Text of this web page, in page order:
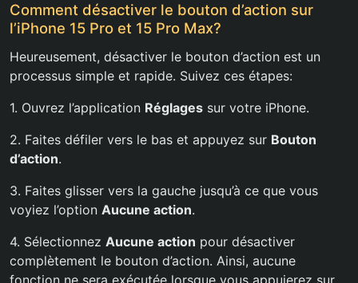
Comment désactiver le bouton d’action sur
l’iPhone 15 Pro et 15 Pro Max?
Heureusement, désactiver le bouton d’action est un
processus simple et rapide. Suivez ces étapes:
1. Ouvrez l’application Réglages sur votre iPhone.
2. Faites défiler vers le bas et appuyez sur Bouton
d’action.
3. Faites glisser vers la gauche jusqu’à ce que vous
voyiez l’option Aucune action.
4. Sélectionnez Aucune action pour désactiver
complètement le bouton d’action. Ainsi, aucune
fonction ne sera exécutée lorsque vous appuierez sur